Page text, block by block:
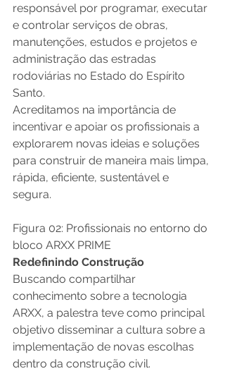
responsável por programar, executar
e controlar serviços de obras,
manutenções, estudos e projetos e
administração das estradas
rodoviárias no Estado do Espírito
Santo.
Acreditamos na importância de
incentivar e apoiar os profissionais a
explorarem novas ideias e soluções
para construir de maneira mais limpa,
rápida, eficiente, sustentável e
segura.
Figura 02: Profissionais no entorno do
bloco ARXX PRIME
Redefinindo Construção
Buscando compartilhar
conhecimento sobre a tecnologia
ARXX, a palestra teve como principal
objetivo disseminar a cultura sobre a
implementação de novas escolhas
dentro da construção civil.